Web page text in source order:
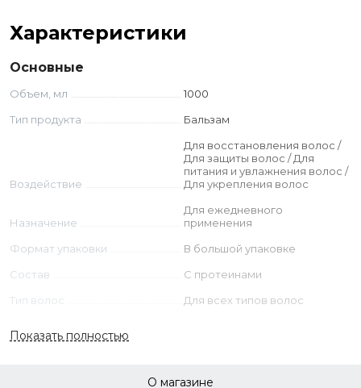
Aqua (Water), Cetearyl Alcohol, Cetrimonium Chloride,
Dipalmitoylethyl Hydroxyethylmonium Methosulfate,
Dimethicone, Dipropylene Glycol, Triethylene Glycol, Benzyl
Alcohol, Propylene Glycol, Sodium Hydroxide,
Methylchloroisothiazolinone Methylisothiazolinone,
Hydrolyzed Wheat Protein, Pentaerythrityl Tetra-di-t-butyl
Hydroxyhydrocinnamate, Sodium Benzoate,
Phenoxyethanol
Характеристики
Основные
Объем, мл
1000
Тип продукта
Бальзам
Воздействие
Для восстановления волос /
Для защиты волос / Для
питания и увлажнения волос /
Для укрепления волос
Назначение
Для ежедневного
применения
Формат упаковки
В большой упаковке
Состав
С протеинами
Тип волос
Для всех типов волос
Показать полностью
О магазине